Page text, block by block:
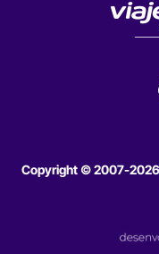
Copyright © 2007-2026